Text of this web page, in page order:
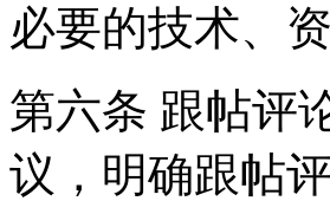
必要的技术、
第六条 跟帖评
议，明确跟帖